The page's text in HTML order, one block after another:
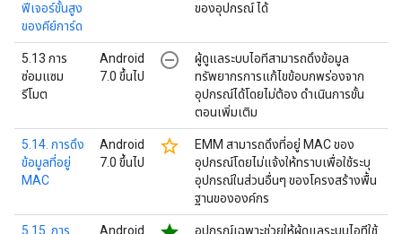
ฟีเจอร์ขั้นสูง
ของคีย์การ์ด
ของอุปกรณ์ ได้
5.13 การ
ซ่อมแซม
รีโมต
Android
7.0 ขึ้นไป
remove_circle_outline
ผู้ดูแลระบบไอทีสามารถดึงข้อมูล
ทรัพยากรการแก้ไขข้อบกพร่องจาก
อุปกรณ์ได้โดยไม่ต้อง ดำเนินการขั้น
ตอนเพิ่มเติม
5.14. การดึง
ข้อมูลที่อยู่
MAC
Android
7.0 ขึ้นไป
star_border
EMM สามารถดึงที่อยู่ MAC ของ
อุปกรณ์โดยไม่แจ้งให้ทราบเพื่อใช้ระบุ
อุปกรณ์ในส่วนอื่นๆ ของโครงสร้างพื้น
ฐานขององค์กร
5.15. การ
Android
อุปกรณ์เฉพาะช่วยให้ผู้ดูแลระบบไอทีใช้